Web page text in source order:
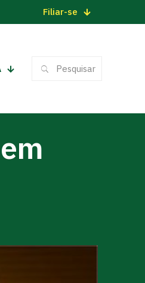
Filiar-se